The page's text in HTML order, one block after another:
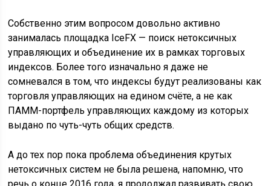
Собственно этим вопросом довольно активно
занималась площадка IceFX — поиск нетоксичных
управляющих и объединение их в рамках торговых
индексов. Более того изначально я даже не
сомневался в том, что индексы будут реализованы как
торговля управляющих на едином счёте, а не как
ПАММ-портфель управляющих каждому из которых
выдано по чуть-чуть общих средств.
А до тех пор пока проблема объединения крутых
нетоксичных систем не была решена, напомню, что